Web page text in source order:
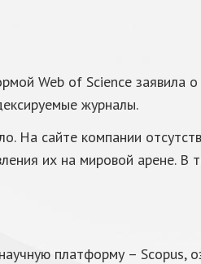
Web of Science заявила
журналы.
На сайте компании
их на мировой арене. В
платформу – Scopus,